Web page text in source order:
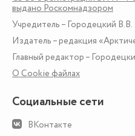
выдано Роскомнадзором
Учредитель – Городецкий В.В.
Издатель – редакция
Главный редактор –
О Сookie файлах
Социальные сети
ВКонтакте